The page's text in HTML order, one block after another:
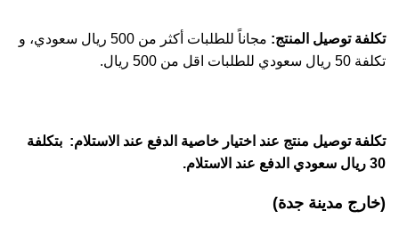
تكلفة توصيل المنتج:
مجاناً للطلبات أكثر من 500 ريال سعودي، و
تكلفة 50 ريال سعودي للطلبات اقل من 500 ريال.
تكلفة توصيل منتج عند اختيار خاصية الدفع عند الاستلام: بتكلفة
30 ريال سعودي الدفع عند الاستلام.
(خارج مدينة جدة)